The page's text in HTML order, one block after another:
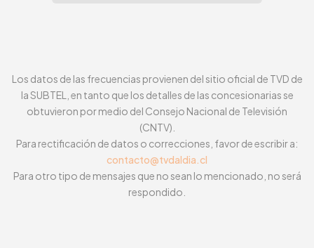
Los datos de las frecuencias provienen del sitio oficial de TVD de
la SUBTEL, en tanto que los detalles de las concesionarias se
obtuvieron por medio del Consejo Nacional de Televisión
(CNTV).
Para rectificación de datos o correcciones, favor de escribir a:
contacto@tvdaldia.cl
Para otro tipo de mensajes que no sean lo mencionado, no será
respondido.